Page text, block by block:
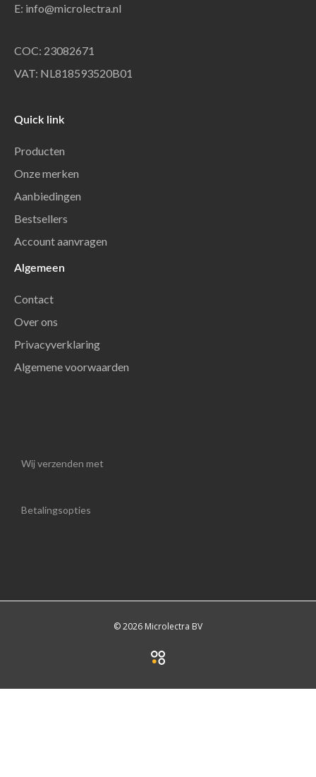
E: info@microlectra.nl
COC: 23082671
VAT: NL818593520B01
Quick link
Producten
Onze merken
Aanbiedingen
Bestsellers
Account aanvragen
Algemeen
Contact
Over ons
Privacyverklaring
Algemene voorwaarden
Wij verzenden met
Betalingsopties
© 2026 Microlectra BV